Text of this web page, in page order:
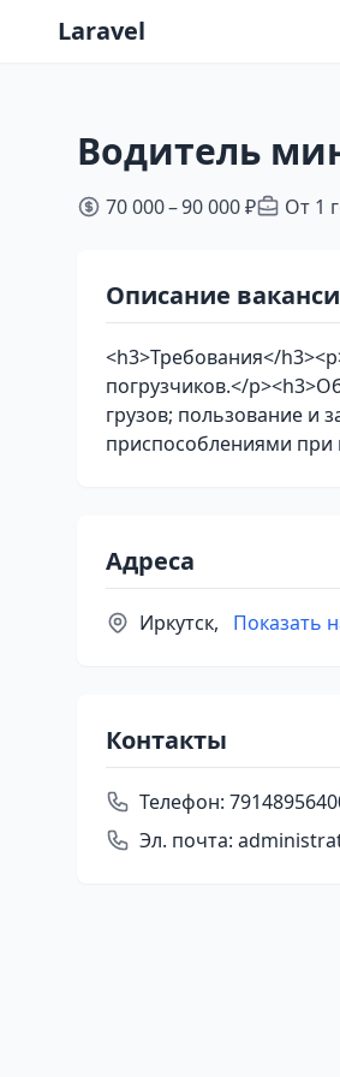
Laravel
Водитель
70 000 – 90 000 ₽ От 1
Описание
<h3>Требования</
погрузчиков.</
грузов; пользование и
приспособлениями при
Адреса
Иркутск, Показать
Контакты
Телефон:
Эл. почта: